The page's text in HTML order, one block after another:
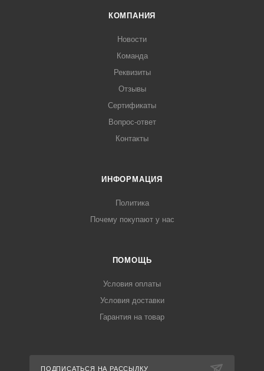
КОМПАНИЯ
Новости
Команда
Реквизиты
Отзывы
Сертификаты
Вопрос-ответ
Контакты
ИНФОРМАЦИЯ
Политика
Почему покупают у нас
ПОМОЩЬ
Условия оплаты
Условия доставки
Гарантия на товар
ПОДПИСАТЬСЯ НА РАССЫЛКУ